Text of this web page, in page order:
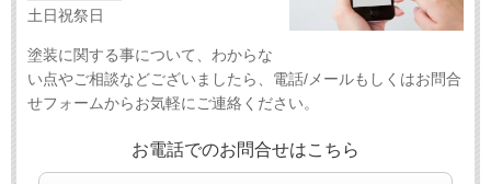
土日祝祭日
塗装に関する事について、わからな
い点やご相談などございましたら、電話/メールもしくはお問合
せフォームからお気軽にご連絡ください。
お電話でのお問合せはこちら